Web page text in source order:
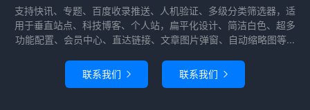
支持快讯、专题、百度收录推送、人机验证、多级分类筛选器，适
用于垂直站点、科技博客、个人站，扁平化设计、简洁白色、超多
功能配置、会员中心、直达链接、文章图片弹窗、自动缩略图等...
联系我们  联系我们 